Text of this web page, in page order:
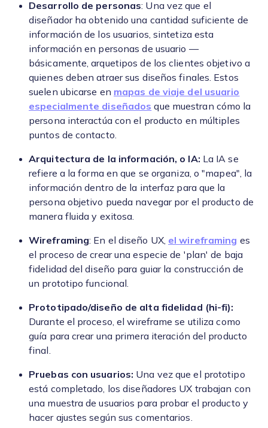
Desarrollo de personas: Una vez que el
diseñador ha obtenido una cantidad suficiente de
información de los usuarios, sintetiza esta
información en personas de usuario —
básicamente, arquetipos de los clientes objetivo a
quienes deben atraer sus diseños finales. Estos
suelen ubicarse en mapas de viaje del usuario
especialmente diseñados que muestran cómo la
persona interactúa con el producto en múltiples
puntos de contacto.
Arquitectura de la información, o IA: La IA se
refiere a la forma en que se organiza, o "mapea", la
información dentro de la interfaz para que la
persona objetivo pueda navegar por el producto de
manera fluida y exitosa.
Wireframing: En el diseño UX, el wireframing es
el proceso de crear una especie de 'plan' de baja
fidelidad del diseño para guiar la construcción de
un prototipo funcional.
Prototipado/diseño de alta fidelidad (hi-fi):
Durante el proceso, el wireframe se utiliza como
guía para crear una primera iteración del producto
final.
Pruebas con usuarios: Una vez que el prototipo
está completado, los diseñadores UX trabajan con
una muestra de usuarios para probar el producto y
hacer ajustes según sus comentarios.